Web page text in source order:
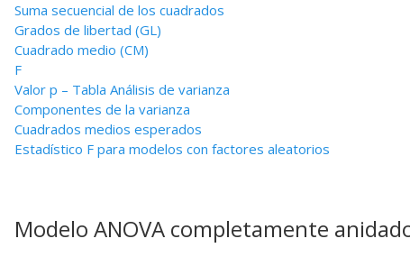
Suma secuencial de los cuadrados
Grados de libertad (GL)
Cuadrado medio (CM)
F
Valor p – Tabla Análisis de varianza
Componentes de la varianza
Cuadrados medios esperados
Estadístico F para modelos con factores aleatorios
Modelo ANOVA completamente